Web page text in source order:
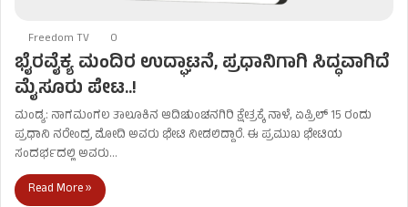
Freedom TV 0
ಭೈರವೈಕ್ಯ ಮಂದಿರ ಉದ್ಘಾಟನೆ, ಪ್ರಧಾನಿಗಾಗಿ ಸಿದ್ಧವಾಗಿದೆ
ಮೈಸೂರು ಪೇಟ..!
ಮಂಡ್ಯ: ನಾಗಮಂಗಲ ತಾಲೂಕಿನ ಆದಿಚುಂಚನಗಿರಿ ಕ್ಷೇತ್ರಕ್ಕೆ ನಾಳೆ, ಏಪ್ರಿಲ್ 15 ರಂದು
ಪ್ರಧಾನಿ ನರೇಂದ್ರ ಮೋದಿ ಅವರು ಭೇಟಿ ನೀಡಲಿದ್ದಾರೆ. ಈ ಪ್ರಮುಖ ಭೇಟಿಯ
ಸಂದರ್ಭದಲ್ಲಿ ಅವರು…
Read More »